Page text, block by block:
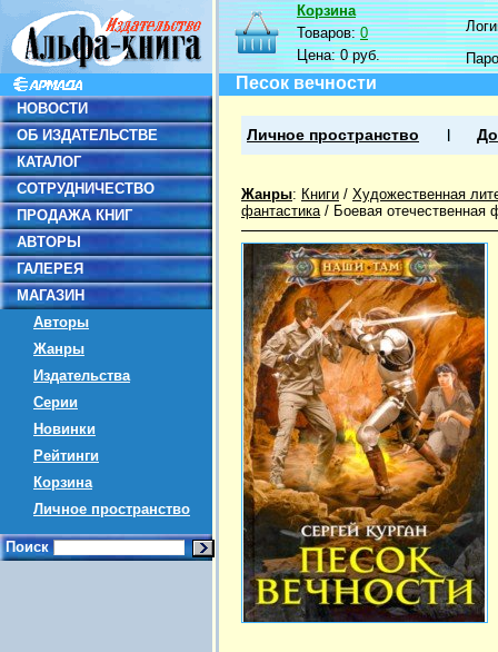
НОВОСТИ
ОБ ИЗДАТЕЛЬСТВЕ
КАТАЛОГ
СОТРУДНИЧЕСТВО
ПРОДАЖА КНИГ
АВТОРЫ
ГАЛЕРЕЯ
МАГАЗИН
Авторы
Жанры
Издательства
Серии
Новинки
Рейтинги
Корзина
Личное пространство
Поиск
Корзина
Товаров:0
Цена:0 руб.
Песок вечности
Личное пространство
Жанры: Книги / Художественная
фантастика/ Боевая отечественная